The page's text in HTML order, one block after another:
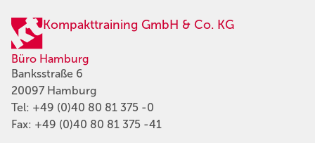
Kompakttraining GmbH & Co. KG
Büro Hamburg
Banksstraße 6
20097 Hamburg
Tel: +49 (0)40 80 81 375 -0
Fax: +49 (0)40 80 81 375 -41